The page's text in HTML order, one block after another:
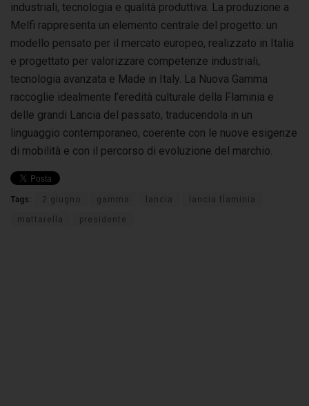
industriali, tecnologia e qualità produttiva. La produzione a
Melfi rappresenta un elemento centrale del progetto: un
modello pensato per il mercato europeo, realizzato in Italia
e progettato per valorizzare competenze industriali,
tecnologia avanzata e Made in Italy. La Nuova Gamma
raccoglie idealmente l’eredità culturale della Flaminia e
delle grandi Lancia del passato, traducendola in un
linguaggio contemporaneo, coerente con le nuove esigenze
di mobilità e con il percorso di evoluzione del marchio.
Tags: 2 giugno gamma lancia lancia flaminia
mattarella presidente